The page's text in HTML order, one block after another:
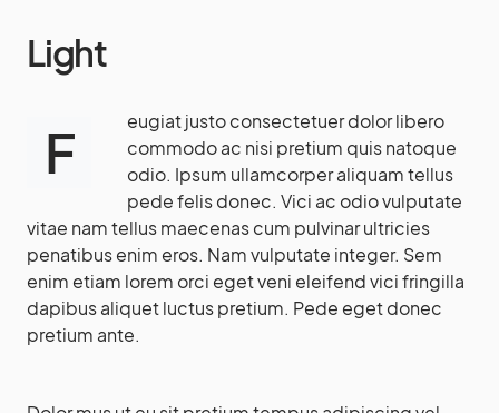
Light
F
eugiat justo consectetuer dolor libero
commodo ac nisi pretium quis natoque
odio. Ipsum ullamcorper aliquam tellus
pede felis donec. Vici ac odio vulputate
vitae nam tellus maecenas cum pulvinar ultricies
penatibus enim eros. Nam vulputate integer. Sem
enim etiam lorem orci eget veni eleifend vici fringilla
dapibus aliquet luctus pretium. Pede eget donec
pretium ante.